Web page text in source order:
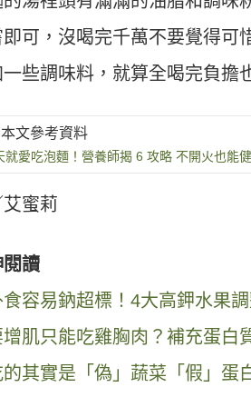
即可，沒喝完千萬不要覺得可
些調味料，就算全喝完負擔
就愛吃泡麵！營養師揭 6 攻略 不開火也能
艾蜜莉
閱讀
食容易鈉超標！4大高鉀水果
肌只能吃雞胸肉？補充蛋白
其實是「偽」蔬菜「假」蛋